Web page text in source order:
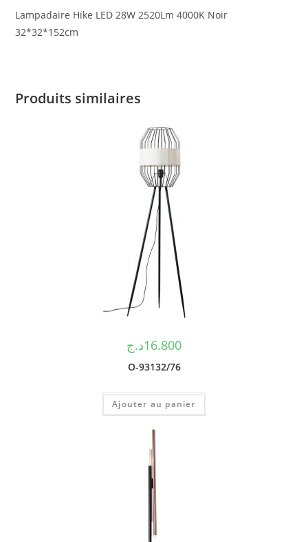
Lampadaire Hike LED 28W 2520Lm 4000K Noir
32*32*152cm
Produits similaires
16.800د.ج
O-93132/76
Ajouter au panier